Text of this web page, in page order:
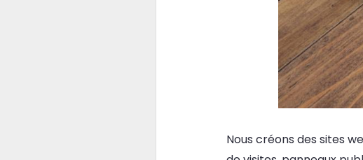
Nous créons des sites